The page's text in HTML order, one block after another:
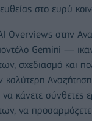
στο ευρύ
Overviews στην
Gemini —
σχεδιασμό και
κάνετε σύνθετες
να